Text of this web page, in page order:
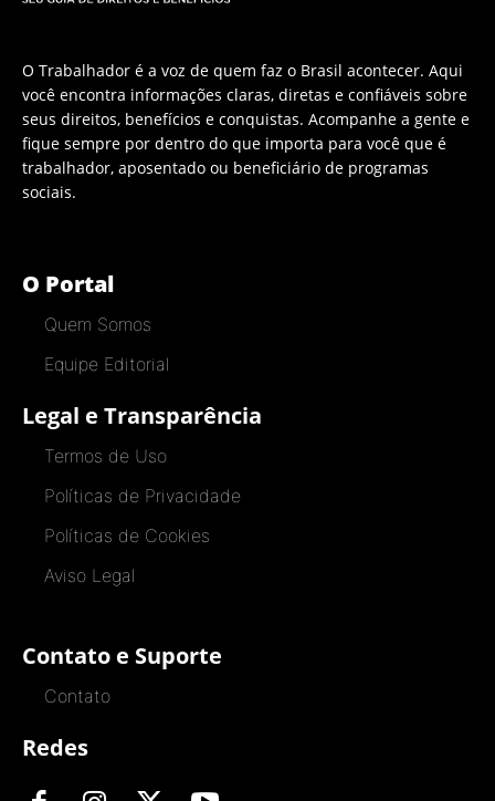
O Trabalhador é a voz de quem faz o Brasil acontecer. Aqui
você encontra informações claras, diretas e confiáveis sobre
seus direitos, benefícios e conquistas. Acompanhe a gente e
fique sempre por dentro do que importa para você que é
trabalhador, aposentado ou beneficiário de programas
sociais.
O Portal
Quem Somos
Equipe Editorial
Legal e Transparência
Termos de Uso
Políticas de Privacidade
Políticas de Cookies
Aviso Legal
Contato e Suporte
Contato
Redes